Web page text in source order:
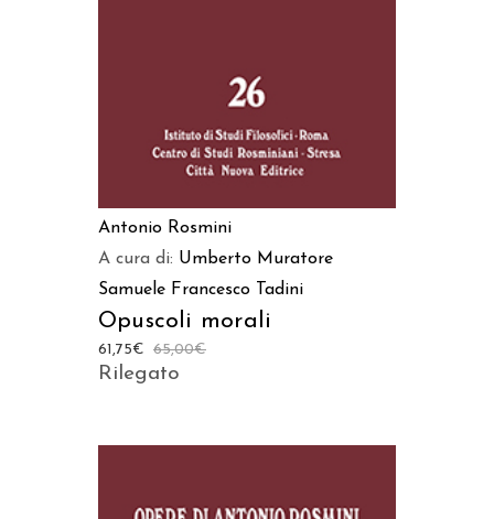
Antonio Rosmini
A cura di: Umberto Muratore
Samuele Francesco Tadini
Opuscoli morali
65,00€
61,75€
Rilegato